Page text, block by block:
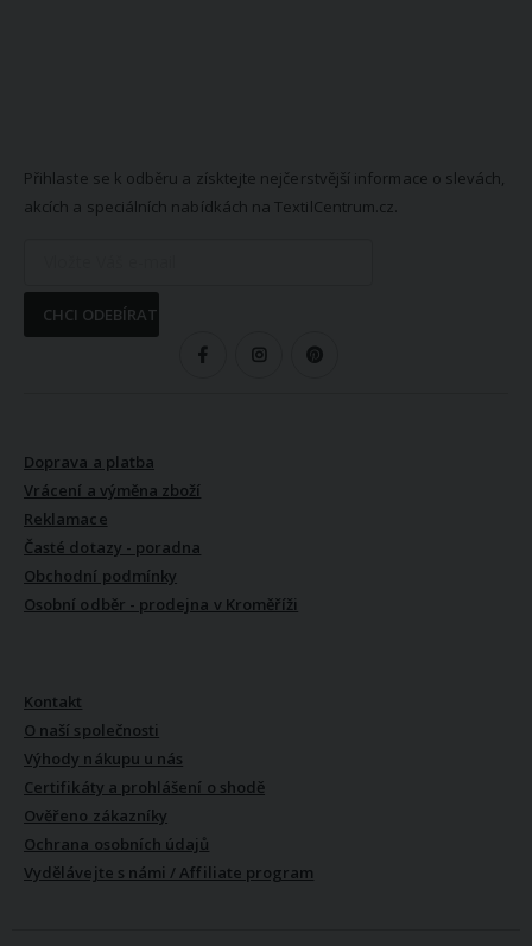
Přihlaste se k odběru a získtejte nejčerstvější informace o slevách,
akcích a speciálních nabídkách na TextilCentrum.cz.
CHCI ODEBÍRAT
Doprava a platba
Vrácení a výměna zboží
Reklamace
Časté dotazy - poradna
Obchodní podmínky
Osobní odběr - prodejna v Kroměříži
Kontakt
O naší společnosti
Výhody nákupu u nás
Certifikáty a prohlášení o shodě
Ověřeno zákazníky
Ochrana osobních údajů
Vydělávejte s námi / Affiliate program